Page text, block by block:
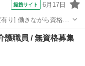
提携サイト 6月17日
り] 働きながら資格取
福祉士)/20代・30代が
護職員 / 無資格募集